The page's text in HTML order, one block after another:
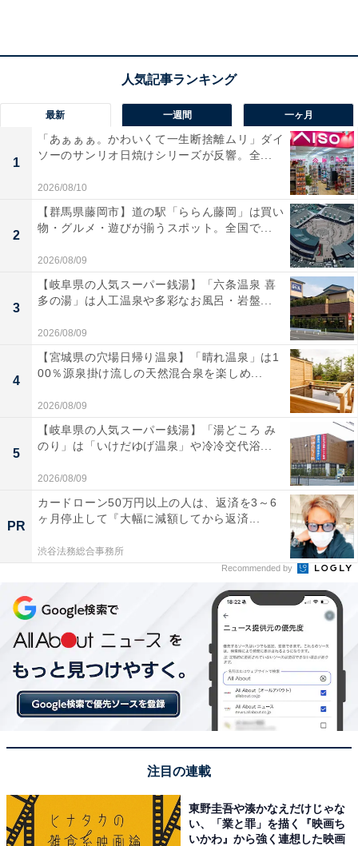
お得に買い物や食事を楽しむために見逃せないLINEのク
ーポン。取得方法は以下の通りです。
1. LINEアプリのメニューから右下の「ウォレット」を選
2. ウォレットの機能一覧より「クーポン」を選択
3. 使用したいクーポンを選択する
日々更新されるクーポンを忘れずにチェックして、上手
にお買いものや食事を楽しみたいところです。
最新 一週間 一ヶ月
1
「あぁぁぁ。かわいくて一生断捨離ムリ」ダイ
ソーのサンリオ日焼けシリーズが反響。全...
2026/08/10
2
【群馬県藤岡市】道の駅「ららん藤岡」は買い
物・グルメ・遊びが揃うスポット。全国で...
2026/08/09
3
【岐阜県の人気スーパー銭湯】「六条温泉 喜
多の湯」は人工温泉や多彩なお風呂・岩盤...
2026/08/09
4
【宮城県の穴場日帰り温泉】「晴れ温泉」は1
00％源泉掛け流しの天然混合泉を楽しめ...
2026/08/09
5
【岐阜県の人気スーパー銭湯】「湯どころ み
のり」は「いけだゆげ温泉」や冷冷交代浴...
2026/08/09
PR
カードローン50万円以上の人は、返済を3～6
ヶ月停止して『大幅に減額してから返済...
渋谷法務総合事務所
Recommended by
注目の連載
東野圭吾や湊かなえだけじゃな
い、「業と罪」を描く『映画ち
いかわ』から強く連想した映画